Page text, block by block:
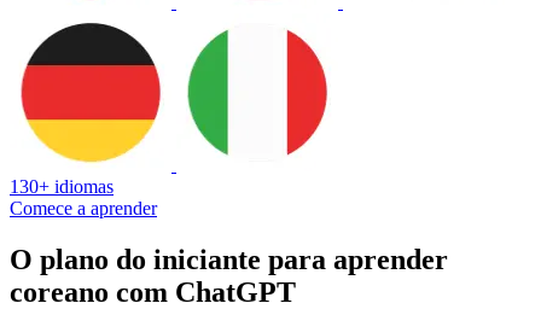
130+ idiomas
Comece a aprender
O plano do iniciante para aprender
coreano com ChatGPT